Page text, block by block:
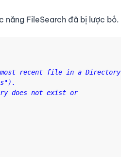
năng FileSearch đã bị lược bỏ.
recent file in a Directory
does not exist or